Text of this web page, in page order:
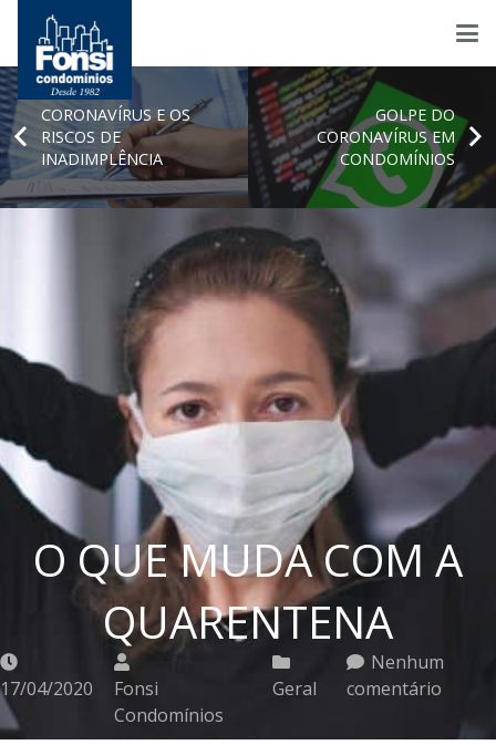
CORONAVÍRUS E OS
RISCOS DE
INADIMPLÊNCIA
GOLPE DO
CORONAVÍRUS EM
CONDOMÍNIOS
O QUE MUDA COM A
QUARENTENA
17/04/2020
Fonsi
Condomínios
Geral
Nenhum
comentário